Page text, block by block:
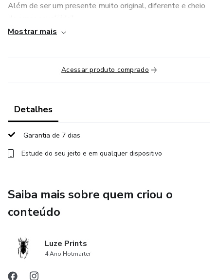
Além de ser um presente muito original, diferente e cheio
TUDO o que você precisa
Então, vamos?
Mostrar mais
Acessar produto comprado
Detalhes
Garantia de 7 dias
Estude do seu jeito e em qualquer dispositivo
Saiba mais sobre quem criou o
conteúdo
Luze Prints
4 Ano Hotmarter